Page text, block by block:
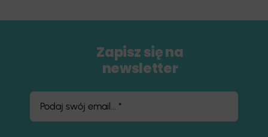
Zapisz się na
newsletter